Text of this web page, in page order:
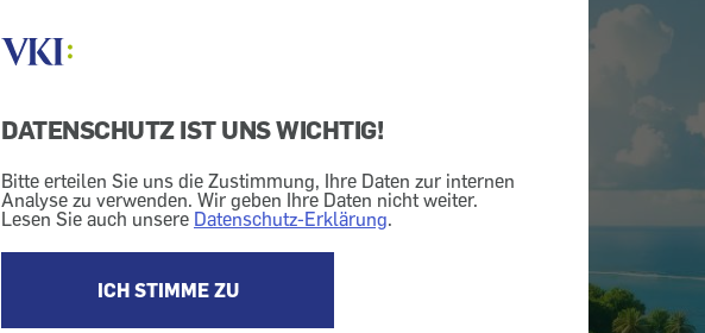
DATENSCHUTZ IST UNS WICHTIG!
Bitte erteilen Sie uns die Zustimmung, Ihre Daten zur internen
Analyse zu verwenden. Wir geben Ihre Daten nicht weiter.
Lesen Sie auch unsere Datenschutz-Erklärung.
ICH STIMME ZU